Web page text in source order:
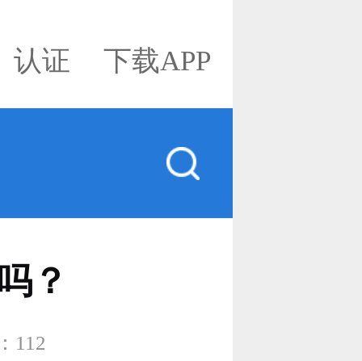
认证 下载APP
？
112